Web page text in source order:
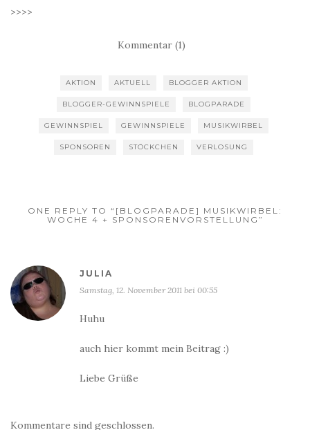
>>>>
Kommentar (1)
AKTION AKTUELL BLOGGER AKTION
BLOGGER-GEWINNSPIELE BLOGPARADE
GEWINNSPIEL GEWINNSPIELE MUSIKWIRBEL
SPONSOREN STÖCKCHEN VERLOSUNG
ONE REPLY TO “[BLOGPARADE] MUSIKWIRBEL:
WOCHE 4 + SPONSORENVORSTELLUNG”
JULIA
Samstag, 12. November 2011 bei 00:55
Huhu
auch hier kommt mein Beitrag :)
Liebe Grüße
Kommentare sind geschlossen.